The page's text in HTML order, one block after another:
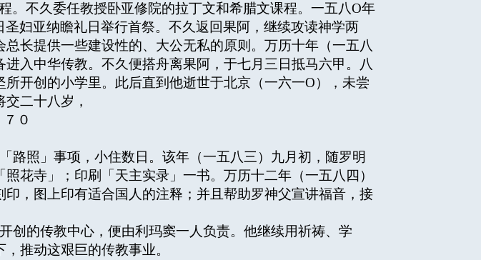
。不久委任教授卧亚修院的拉丁文和希腊文课程。一五八О年
妇亚纳瞻礼日举行首祭。不久返回果阿，继续攻读神学两
长提供一些建设性的、大公无私的原则。万历十年（一五八
入中华传教。不久便搭舟离果阿，于七月三日抵马六甲。八
开创的小学里。此后直到他逝世于北京（一六一O），未尝
二十八岁，
７０
照」事项，小住数日。该年（一五八三）九月初，随罗明
花寺」；印刷「天主实录」一书。万历十二年（一五八四）
，图上印有适合国人的注释；并且帮助罗神父宣讲福音，接
的传教中心，便由利玛窦一人负责。他继续用祈祷、学
推动这艰巨的传教事业。